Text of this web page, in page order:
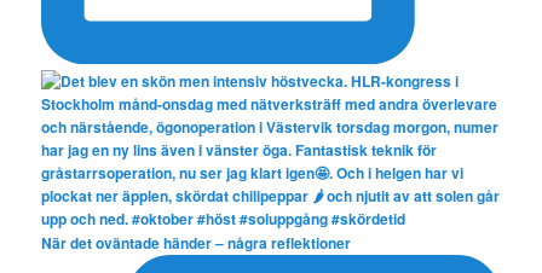
När det oväntade händer – några reflektioner